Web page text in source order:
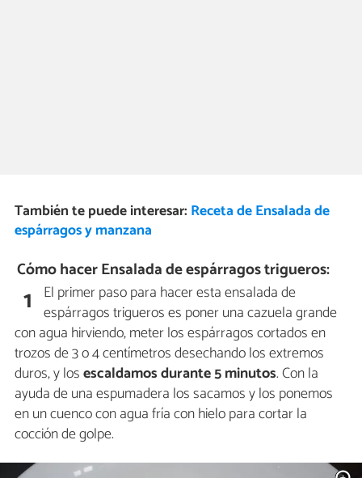
También te puede interesar: Receta de Ensalada de
espárragos y manzana
Cómo hacer Ensalada de espárragos trigueros:
1 El primer paso para hacer esta ensalada de
espárragos trigueros es poner una cazuela grande
con agua hirviendo, meter los espárragos cortados en
trozos de 3 o 4 centímetros desechando los extremos
duros, y losescaldamos durante 5 minutos. Con la
ayuda de una espumadera los sacamos y los ponemos
en un cuenco con agua fría con hielo para cortar la
cocción de golpe.